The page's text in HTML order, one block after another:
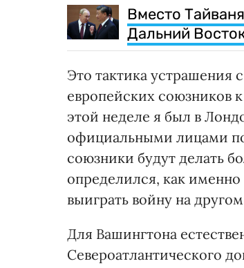
Вместо
Дальний
Это тактика
европейских союзников
этой неделе я был в
официальными лицами
союзники будут делать
определился, как
выиграть войну на
Для Вашингтона
Североатлантического